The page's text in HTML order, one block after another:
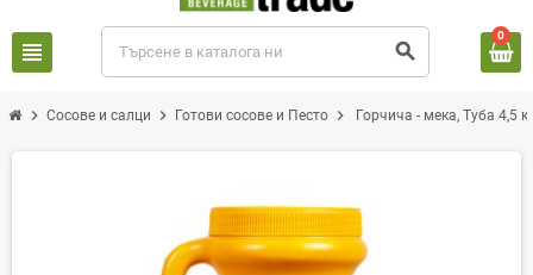
view_headline search
0
chevron_right Сосове и салци chevron_right Готови сосове и Песто chevron_right Горчича - мека, Туба 4,5 кг